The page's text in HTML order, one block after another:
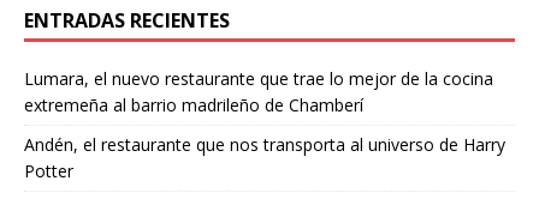
ENTRADAS RECIENTES
Lumara, el nuevo restaurante que trae lo mejor de la cocina
extremeña al barrio madrileño de Chamberí
Andén, el restaurante que nos transporta al universo de Harry
Potter